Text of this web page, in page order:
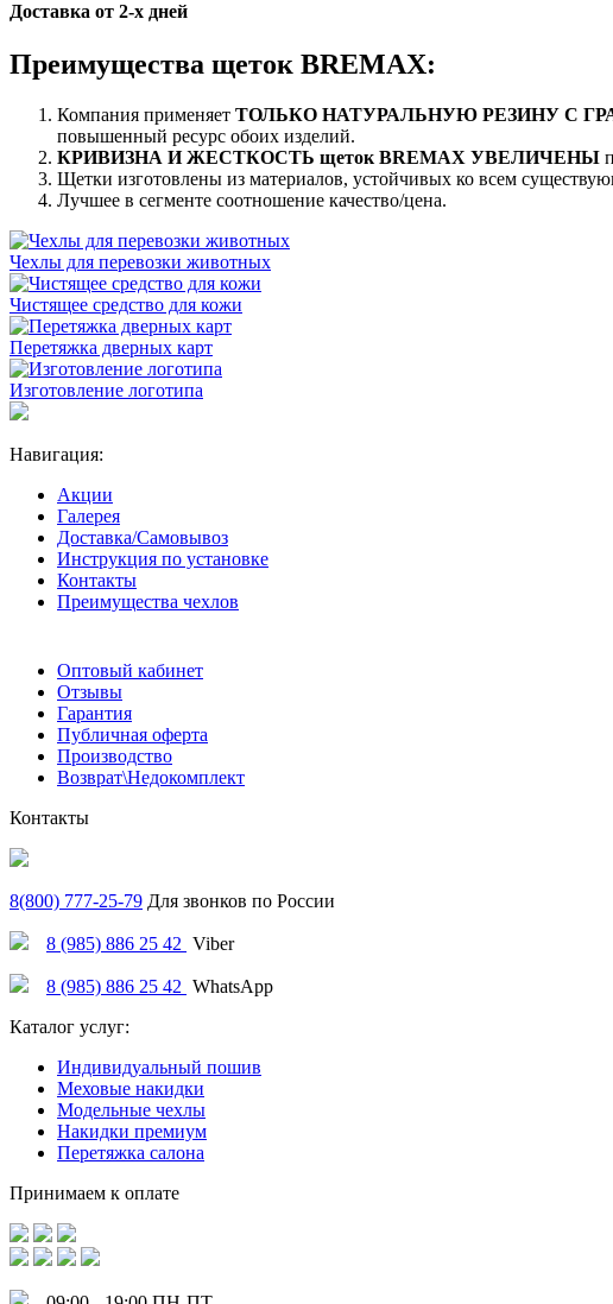
Доставка от 2-x дней
Преимущества щеток BREMAX:
Компания применяет ТОЛЬКО НАТУРАЛЬНУЮ РЕЗИНУ С
повышенный ресурс обоих изделий.
КРИВИЗНА И ЖЕСТКОСТЬ щеток BREMAX УВЕЛИЧЕНЫ
Щетки изготовлены из материалов, устойчивых ко всем
Лучшее в сегменте соотношение качество/цена.
Чехлы для перевозки животных
Чистящее средство для кожи
Перетяжка дверных карт
Изготовление логотипа
Навигация:
Акции
Галерея
Доставка/Самовывоз
Инструкция по установке
Контакты
Преимущества чехлов
Оптовый кабинет
Отзывы
Гарантия
Публичная оферта
Производство
Возврат\Недокомплект
Контакты
8(800) 777-25-79 Для звонков по России
8 (985) 886 25 42 Viber
8 (985) 886 25 42 WhatsApp
Каталог услуг:
Индивидуальный пошив
Меховые накидки
Модельные чехлы
Накидки премиум
Перетяжка салона
Принимаем к оплате